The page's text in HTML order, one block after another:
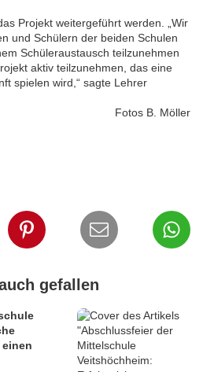
Projekt weitergeführt werden. „Wir
und Schülern der beiden Schulen
Schüleraustausch teilzunehmen
aktiv teilzunehmen, das eine
spielen wird,“ sagte Lehrer
Fotos B. Möller
gefallen